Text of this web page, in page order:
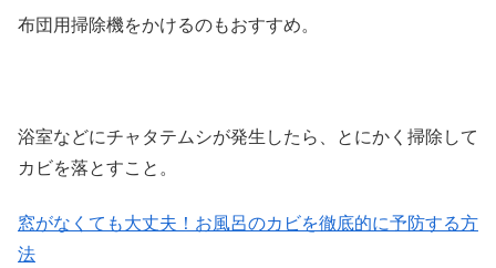
布団用掃除機をかけるのもおすすめ。
浴室などにチャタテムシが発生したら、とにかく掃除して
カビを落とすこと。
窓がなくても大丈夫！お風呂のカビを徹底的に予防する方
法